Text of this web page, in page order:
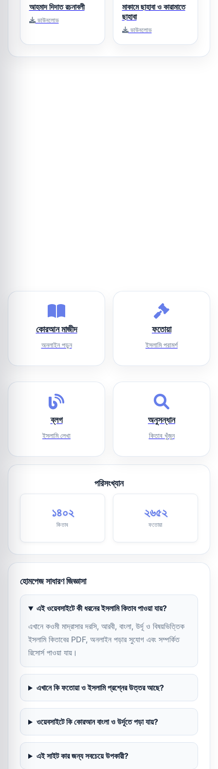
আহমাদ দিদাত রচনাবলী
ডাউনলোড
মাকামে ছাহাবা ও কারামাতে
ছাহাবা
ডাউনলোড
কোরআন মাজীদ
অনলাইন পড়ুন
ফতোয়া
ইসলামি পরামর্শ
ব্লগ
ইসলামি লেখা
অনুসন্ধান
কিতাব খুঁজুন
পরিসংখ্যান
১৪০২
কিতাব
২৬৫২
ফতোয়া
হোমপেজ সাধারণ জিজ্ঞাসা
এই ওয়েবসাইটে কী ধরনের ইসলামি কিতাব পাওয়া যায়?
এখানে কওমী মাদ্রাসার দরসি, আরবী, বাংলা, উর্দূ ও বিষয়ভিত্তিক
ইসলামি কিতাবের PDF, অনলাইন পড়ার সুযোগ এবং সম্পর্কিত
রিসোর্স পাওয়া যায়।
এখানে কি ফতোয়া ও ইসলামি প্রশ্নের উত্তর আছে?
ওয়েবসাইটে কি কোরআন বাংলা ও উর্দূতে পড়া যায়?
এই সাইট কার জন্য সবচেয়ে উপকারী?